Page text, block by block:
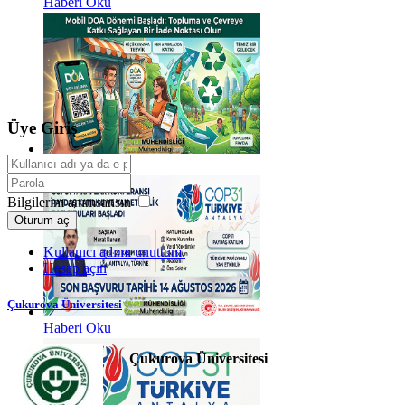
Haberi Oku
Haberi Oku
Üye Giriş
Bilgilerim anımsansın
Oturum aç
Kullanıcı adımı unuttum.
Hesap açın
Çukurova Üniversitesi
Çukurova Üniversitesi